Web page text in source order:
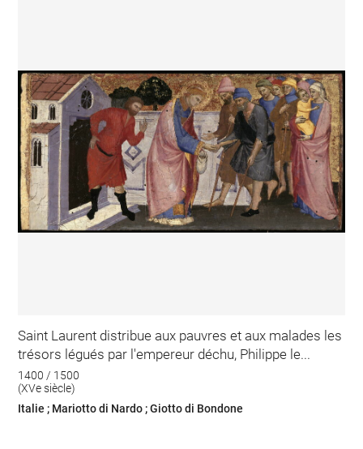
Saint Laurent distribue aux pauvres et aux malades les
trésors légués par l'empereur déchu, Philippe le...
1400 / 1500
(XVe siècle)
Italie ; Mariotto di Nardo ; Giotto di Bondone